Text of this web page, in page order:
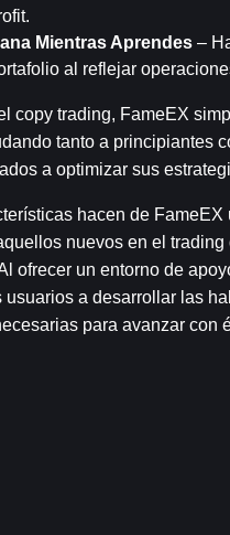
Mientras Aprendes –
al reflejar
copy trading, FameEX
tanto a principiantes
a optimizar sus
hacen de FameEX
nuevos en el trading
ofrecer un entorno de
usuarios a desarrollar las
para avanzar con